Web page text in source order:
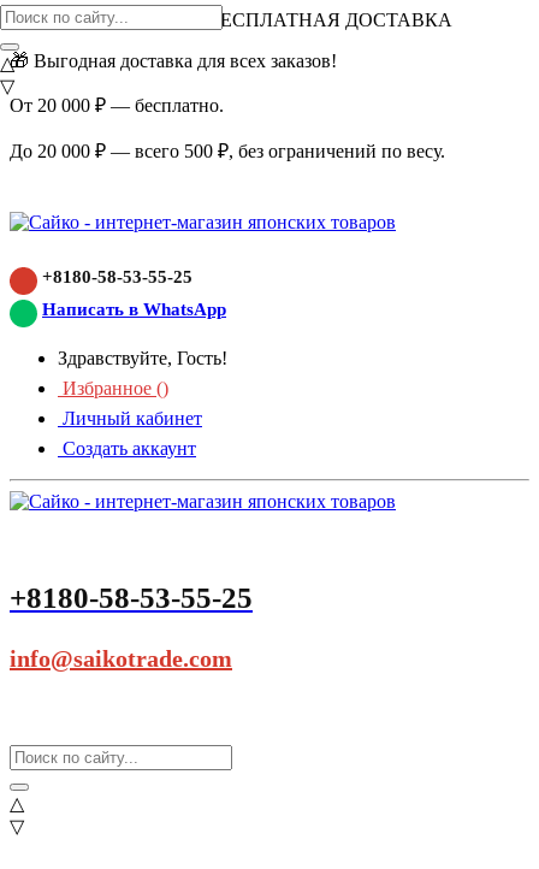
ВНИМАНИЕ АКЦИЯ!
БЕСПЛАТНАЯ ДОСТАВКА
🎁 Выгодная доставка для всех заказов!
От 20 000 ₽ — бесплатно.
До 20 000 ₽ — всего 500 ₽, без ограничений по весу.
+8180-58-53-55-25
Написать в WhatsApp
Здравствуйте, Гость!
Избранное ()
Личный кабинет
Создать аккаунт
+8180-58-53-55-25
info@saikotrade.com
△
▽
△
▽